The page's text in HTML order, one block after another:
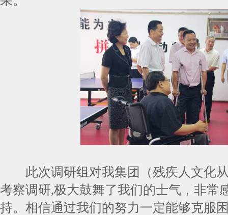
此次调研组对我集团（残疾人文化从
考察调研,极大鼓舞了我们的士气，非常
持。相信通过我们的努力一定能够克服